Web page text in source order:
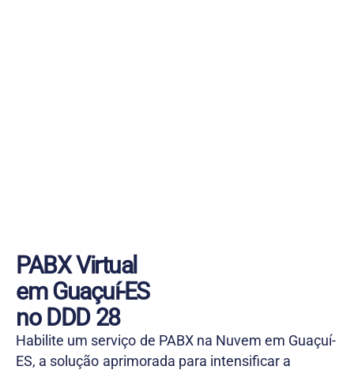
PABX Virtual
em Guaçuí-ES
no DDD 28
Habilite um serviço de PABX na Nuvem em Guaçuí-
ES, a solução aprimorada para intensificar a